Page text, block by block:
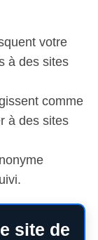
votre
à des sites
comme
à des sites
site de